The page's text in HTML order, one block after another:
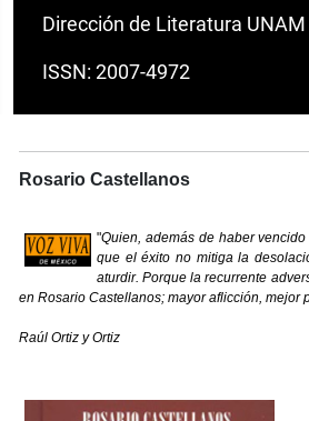
Dirección de Literatura UNAM
ISSN: 2007-4972
Rosario Castellanos
"Quien, además de haber
que el éxito no mitiga la
aturdir. Porque la recurrente
en Rosario Castellanos; mayor aflicción,
Raúl Ortiz y Ortiz